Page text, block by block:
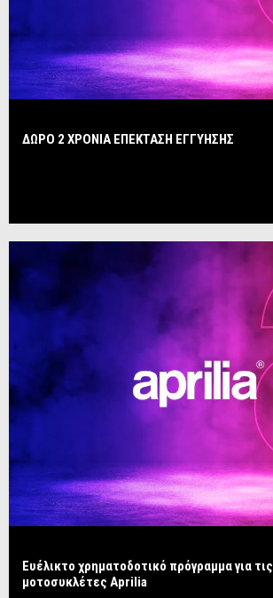
ΔΩΡΟ 2 ΧΡΟΝΙΑ ΕΠΕΚΤΑΣΗ ΕΓΓΥΗΣΗΣ
Ευέλικτο χρηματοδοτικό πρόγραμμα για τις
μοτοσυκλέτες Aprilia